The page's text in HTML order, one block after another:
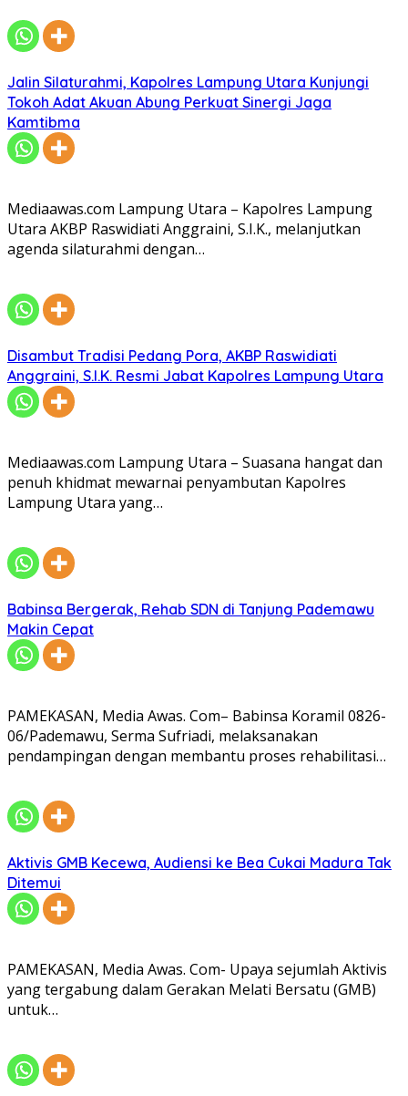
Jalin Silaturahmi, Kapolres Lampung Utara Kunjungi
Tokoh Adat Akuan Abung Perkuat Sinergi Jaga
Kamtibma
Mediaawas.com Lampung Utara – Kapolres Lampung
Utara AKBP Raswidiati Anggraini, S.I.K., melanjutkan
agenda silaturahmi dengan…
Disambut Tradisi Pedang Pora, AKBP Raswidiati
Anggraini, S.I.K. Resmi Jabat Kapolres Lampung Utara
Mediaawas.com Lampung Utara – Suasana hangat dan
penuh khidmat mewarnai penyambutan Kapolres
Lampung Utara yang…
Babinsa Bergerak, Rehab SDN di Tanjung Pademawu
Makin Cepat
PAMEKASAN, Media Awas. Com– Babinsa Koramil 0826-
06/Pademawu, Serma Sufriadi, melaksanakan
pendampingan dengan membantu proses rehabilitasi…
Aktivis GMB Kecewa, Audiensi ke Bea Cukai Madura Tak
Ditemui
PAMEKASAN, Media Awas. Com- Upaya sejumlah Aktivis
yang tergabung dalam Gerakan Melati Bersatu (GMB)
untuk…